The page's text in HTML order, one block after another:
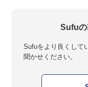
Sufuの
Sufuをより良くして
聞かせください。